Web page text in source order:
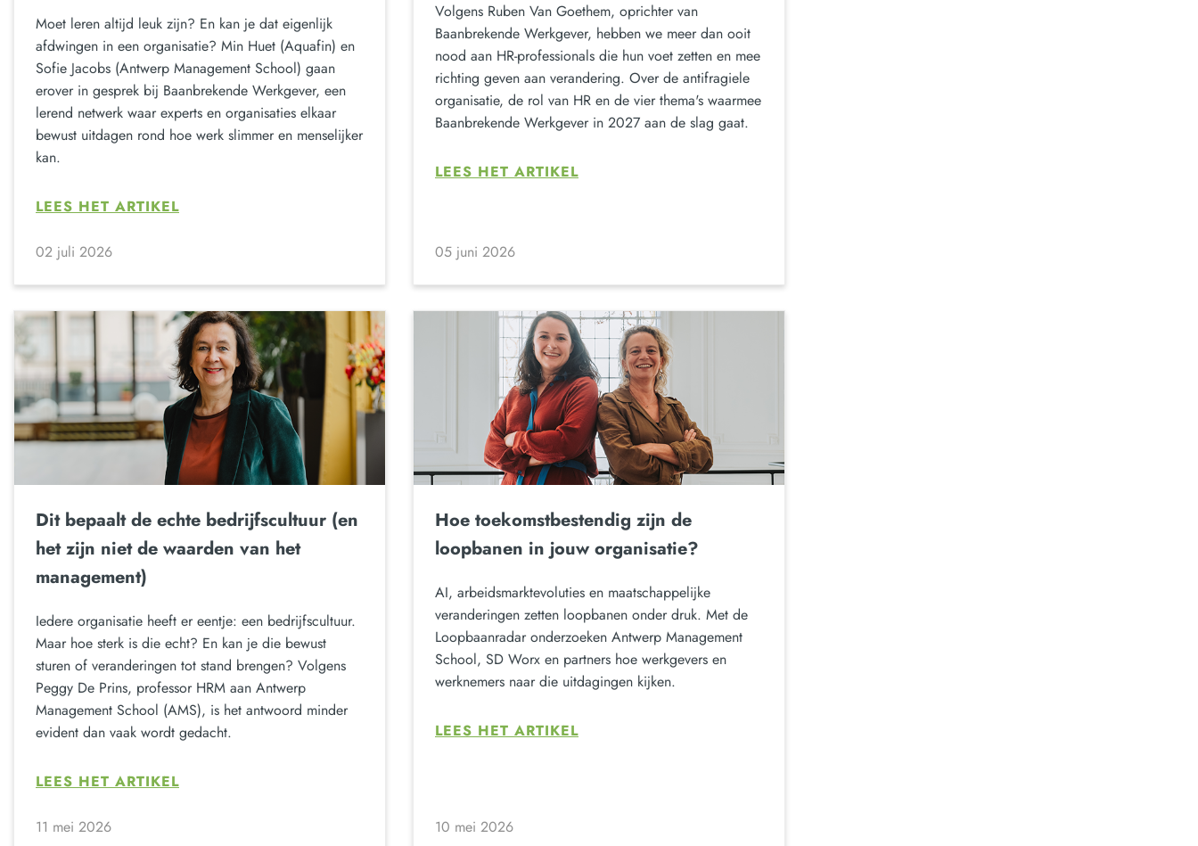
Moet leren altijd leuk zijn? En kan je dat eigenlijk
afdwingen in een organisatie? Min Huet (Aquafin) en
Sofie Jacobs (Antwerp Management School) gaan
erover in gesprek bij Baanbrekende Werkgever, een
lerend netwerk waar experts en organisaties elkaar
bewust uitdagen rond hoe werk slimmer en menselijker
kan.
LEES HET ARTIKEL
02 juli 2026
Volgens Ruben Van Goethem, oprichter van
Baanbrekende Werkgever, hebben we meer dan ooit
nood aan HR-professionals die hun voet zetten en mee
richting geven aan verandering. Over de antifragiele
organisatie, de rol van HR en de vier thema's waarmee
Baanbrekende Werkgever in 2027 aan de slag gaat.
LEES HET ARTIKEL
05 juni 2026
Dit bepaalt de echte bedrijfscultuur (en
het zijn niet de waarden van het
management)
Iedere organisatie heeft er eentje: een bedrijfscultuur.
Maar hoe sterk is die echt? En kan je die bewust
sturen of veranderingen tot stand brengen? Volgens
Peggy De Prins, professor HRM aan Antwerp
Management School (AMS), is het antwoord minder
evident dan vaak wordt gedacht.
LEES HET ARTIKEL
11 mei 2026
Hoe toekomstbestendig zijn de
loopbanen in jouw organisatie?
AI, arbeidsmarktevoluties en maatschappelijke
veranderingen zetten loopbanen onder druk. Met de
Loopbaanradar onderzoeken Antwerp Management
School, SD Worx en partners hoe werkgevers en
werknemers naar die uitdagingen kijken.
LEES HET ARTIKEL
10 mei 2026